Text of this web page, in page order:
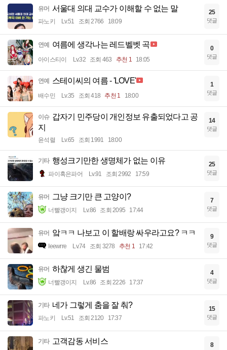
유머 서울대 의대 교수가 이해할 수 없는 말
파노키 Lv.51 조회 2766 18:09
25
댓글
연예 여름에 생각나는 레드벨벳 곡
아이스티이 Lv.32 조회 463 추천 1 18:05
0
댓글
연예 스테이씨의 여름 - 'LOVE'
배수민 Lv.35 조회 418 추천 1 18:00
1
댓글
이슈 갑자기 민주당이 개인정보 유출되었다고 공
지
윤석렬 Lv.65 조회 1991 18:00
14
댓글
기타 행성크기만한 생명체가 없는 이유
파이혹은파어 Lv.91 조회 2992 17:59
25
댓글
유머 그냥 크기만 큰 고양이?
너빨갱이지 Lv.86 조회 2095 17:44
7
댓글
유머 앜ㅋㅋ 나보고 이 할배랑 싸우라고요? ㅋㅋ
Ieewrre Lv.74 조회 3278 추천 1 17:42
9
댓글
유머 하찮게 생긴 물범
너빨갱이지 Lv.86 조회 2226 17:37
4
댓글
기타 네가 그렇게 춤을 잘 춰?
파노키 Lv.51 조회 2120 17:37
15
댓글
기타 고객감동 서비스 8